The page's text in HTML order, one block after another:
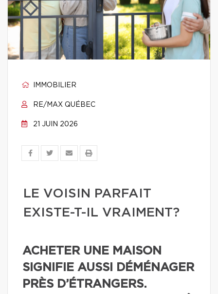
IMMOBILIER
RE/MAX QUÉBEC
21 JUIN 2026
LE VOISIN PARFAIT
EXISTE-T-IL VRAIMENT?
ACHETER UNE MAISON
SIGNIFIE AUSSI DÉMÉNAGER
PRÈS D’ÉTRANGERS.